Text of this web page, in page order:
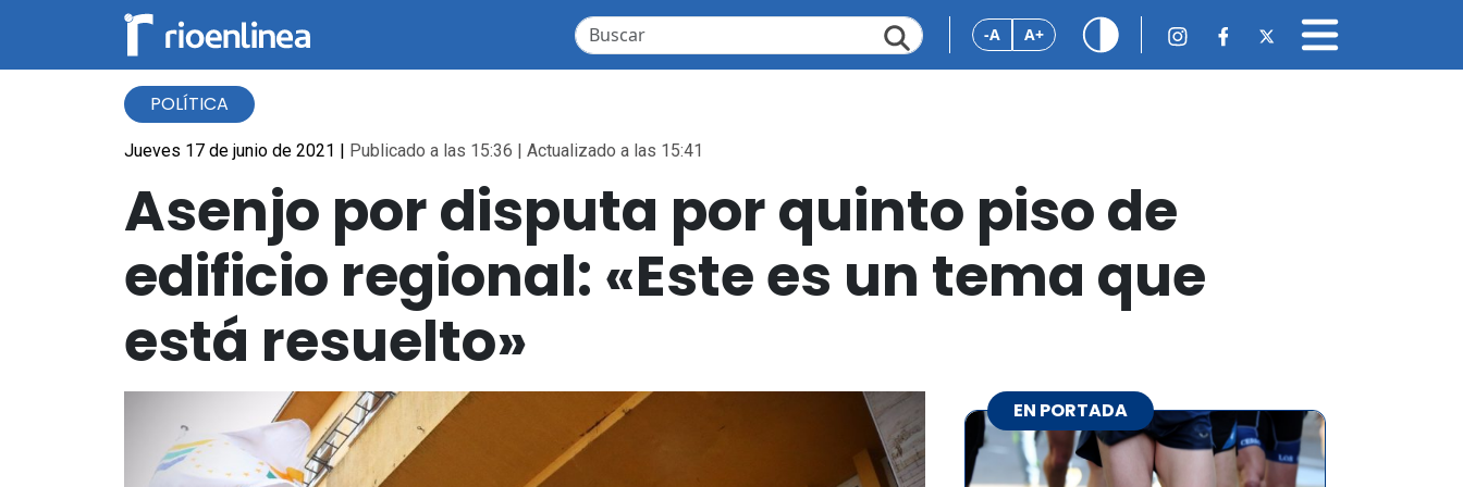
-A A+
POLÍTICA
Jueves 17 de junio de 2021 | Publicado a las 15:36 | Actualizado a las 15:41
Asenjo por disputa por quinto piso de
edificio regional: «Este es un tema que
está resuelto»
EN PORTADA